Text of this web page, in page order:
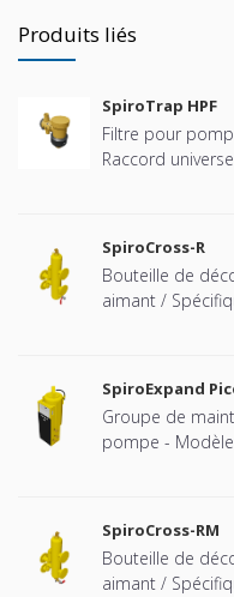
Produits liés
SpiroTrap HPF
Filtre pour
Raccord
SpiroCross-R
Bouteille de
aimant /
SpiroExpand
Groupe de
pompe -
SpiroCross-RM
Bouteille de
aimant /